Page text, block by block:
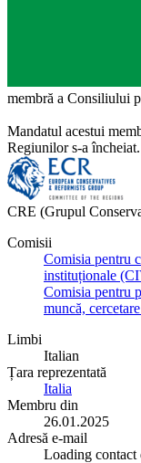
membră a Consiliului
Mandatul acestui
Regiunilor s-a încheiat.
CRE (Grupul
Comisii
Comisia pentru
instituționale
Comisia pentru
muncă,
Limbi
Italian
Țara reprezentată
Italia
Membru din
26.01.2025
Adresă e-mail
Loading